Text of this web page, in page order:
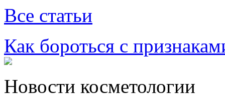
Все статьи
Как бороться с
Новости косметологии